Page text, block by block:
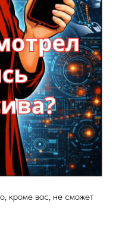
кроме вас, не сможет